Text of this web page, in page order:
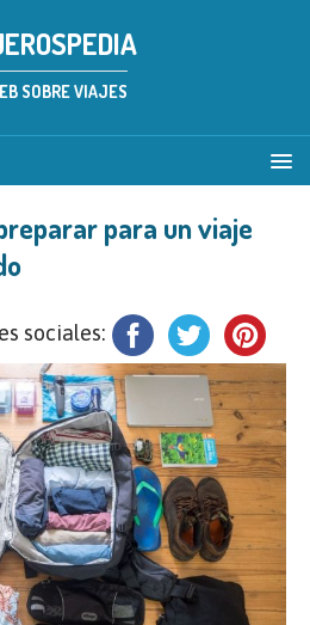
SOBRE VIAJES
para un viaje
sociales: